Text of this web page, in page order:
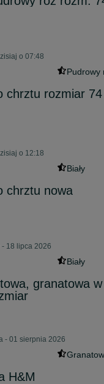
o 07:48
Pudrowy
chrztu rozmiar
o 12:18
Biały
chrztu nowa
- 18 lipca 2026
Biały
granatowa
- 01 sierpnia 2026
H&M